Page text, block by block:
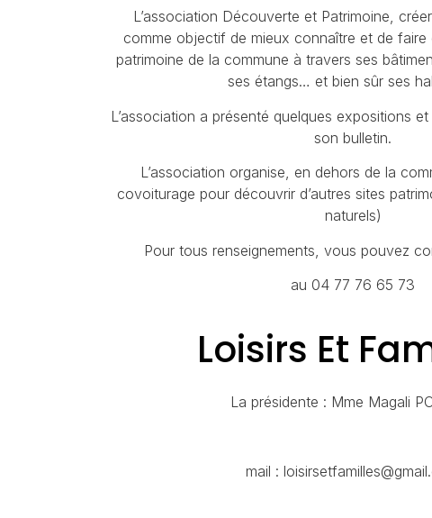
L’association Découverte et Patrimoine,
comme objectif de mieux connaître et de faire
patrimoine de la commune à travers ses
ses étangs… et bien sûr ses
L’association a présenté quelques expositions
son bulletin.
L’association organise, en dehors de la
covoiturage pour découvrir d’autres sites
naturels)
Pour tous renseignements, vous pouvez
au 04 77 76 65 73
Loisirs Et
La présidente : Mme Magali
mail :